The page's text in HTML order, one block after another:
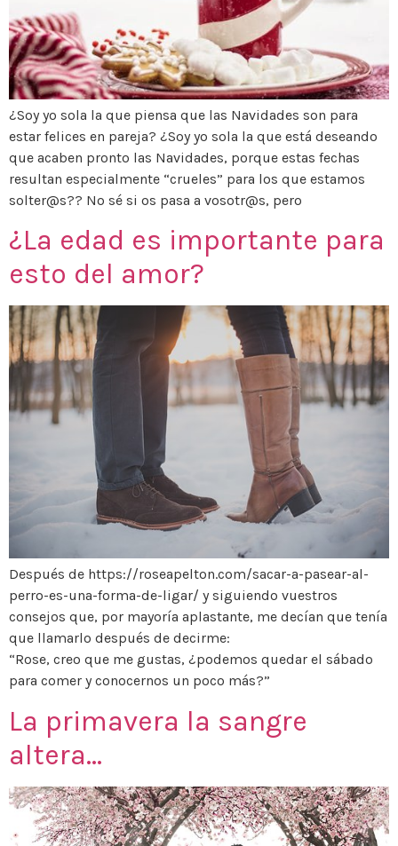
¿Soy yo sola la que piensa que las Navidades son para
estar felices en pareja? ¿Soy yo sola la que está deseando
que acaben pronto las Navidades, porque estas fechas
resultan especialmente “crueles” para los que estamos
solter@s?? No sé si os pasa a vosotr@s, pero
¿La edad es importante para
esto del amor?
Después de https://roseapelton.com/sacar-a-pasear-al-
perro-es-una-forma-de-ligar/ y siguiendo vuestros
consejos que, por mayoría aplastante, me decían que tenía
que llamarlo después de decirme:
“Rose, creo que me gustas, ¿podemos quedar el sábado
para comer y conocernos un poco más?”
La primavera la sangre
altera…